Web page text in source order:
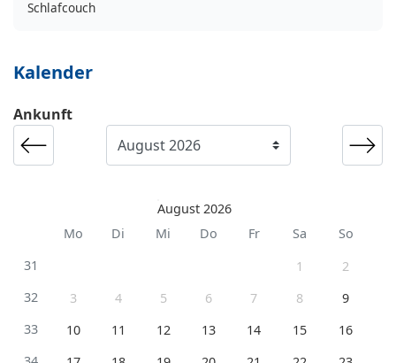
Schlafcouch
Kalender
Ankunft
August 2026
Mo
Di Mi Do Fr Sa
So
31
1
2
32
3 4 5 6 7 8
9
33
10 11 12 13 14 15
16